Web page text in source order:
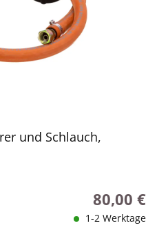
und Schlauch,
Regulärer
80,00 €
1-2 Werktage